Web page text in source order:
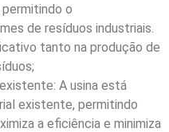
o
de resíduos industriais.
tanto na produção de
A usina está
existente, permitindo
a eficiência e minimiza